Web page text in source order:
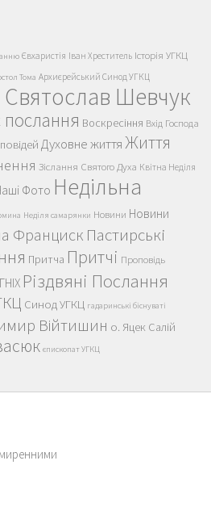
Євхаристія Іван Хреститель Історія УГКЦ
Тома Архиєрейський Синод УГКЦ
Шевчук
Воскресіння Вхід Господа
Духовне життяЖиття
Зіслання Святого Духа Квітна Неділя
Фото Недільна
Неділя самарянки Новини Новини
Франциск Пастирські
Притча Притчі Проповідь
Різдвяні Послання
Синод УГКЦ гадаринські біснуваті
Війтишин о. Яцек Салій
єпископат УГКЦ